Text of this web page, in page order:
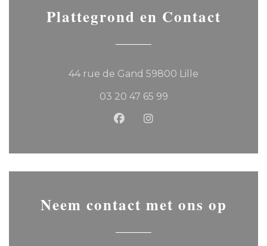
Plattegrond en Contact
44 rue de Gand 59800 Lille
03 20 47 65 99
Facebook ((opent in een
Instagram ((opent in
Neem contact met ons op